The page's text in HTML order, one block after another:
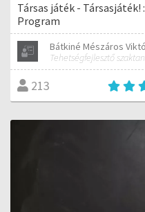
Társas játék -
Program
Bátkiné Mészáros
Tehetségfejlesztő
213